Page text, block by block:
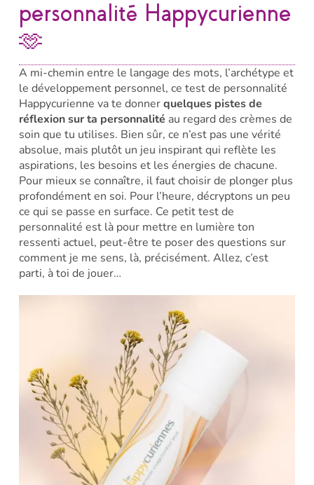
personnalité Happycurienne
🫶
A mi-chemin entre le langage des mots, l’archétype et
le développement personnel, ce test de personnalité
Happycurienne va te donnerquelques pistes de
réflexion sur ta personnalité au regard des crèmes de
soin que tu utilises. Bien sûr, ce n’est pas une vérité
absolue, mais plutôt un jeu inspirant qui reflète les
aspirations, les besoins et les énergies de chacune.
Pour mieux se connaître, il faut choisir de plonger plus
profondément en soi. Pour l’heure, décryptons un peu
ce qui se passe en surface. Ce petit test de
personnalité est là pour mettre en lumière ton
ressenti actuel, peut-être te poser des questions sur
comment je me sens, là, précisément. Allez, c’est
parti, à toi de jouer…